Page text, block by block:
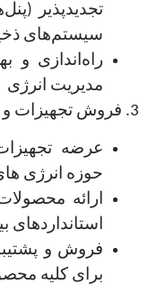
تجدیدپذیر
سیستم‌های
راه‌اندازی و
مدیریت انرژی
عرضه
حوزه انرژی
ارائه
استانداردهای
فروش و
برای کلیه